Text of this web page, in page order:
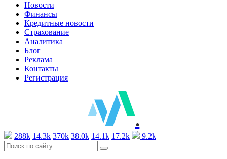
Новости
Финансы
Кредитные новости
Страхование
Аналитика
Блог
Реклама
Контакты
Регистрация
.
288k 14.3k 370k 38.0k 14.1k 17.2k 9.2k